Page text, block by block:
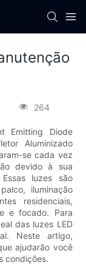
264
Emitting Diode
Aluminizado
se cada vez
devido à sua
luzes são
iluminação
residenciais,
e focado. Para
das luzes LED
Neste artigo,
ajudarão você
condições.